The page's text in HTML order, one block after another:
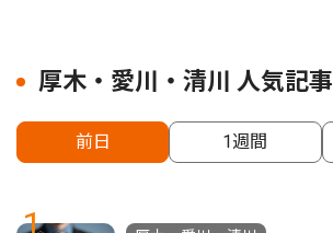
厚木・愛川・清川 人気記
前日 1週間
1